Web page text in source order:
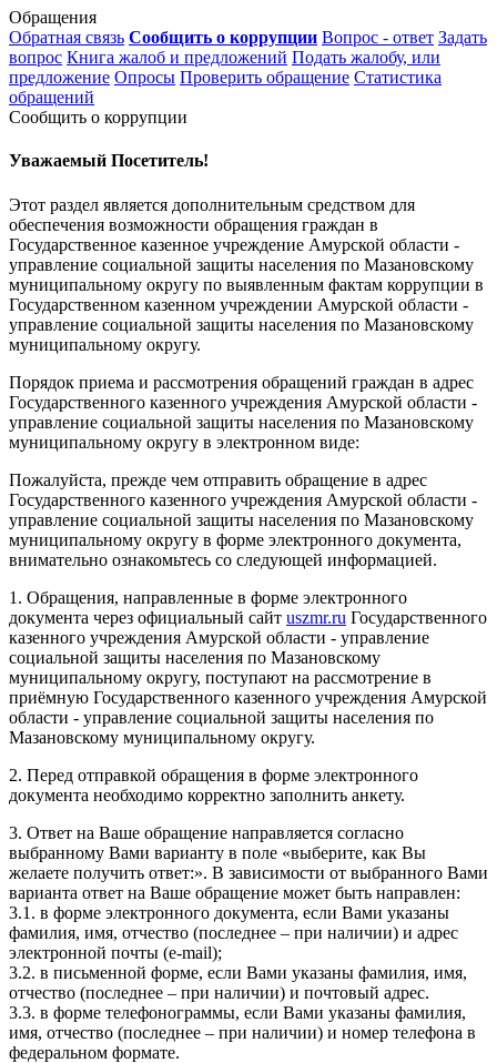
Обращения
Обратная связь Сообщить о коррупции Вопрос - ответ Задать
вопрос Книга жалоб и предложений Подать жалобу, или
предложение Опросы Проверить обращение Статистика
обращений
Сообщить о коррупции
Уважаемый Посетитель!
Этот раздел является дополнительным средством для
обеспечения возможности обращения граждан в
Государственное казенное учреждение Амурской области -
управление социальной защиты населения по Мазановскому
муниципальному округу по выявленным фактам коррупции в
Государственном казенном учреждении Амурской области -
управление социальной защиты населения по Мазановскому
муниципальному округу.
Порядок приема и рассмотрения обращений граждан в адрес
Государственного казенного учреждения Амурской области -
управление социальной защиты населения по Мазановскому
муниципальному округу в электронном виде:
Пожалуйста, прежде чем отправить обращение в адрес
Государственного казенного учреждения Амурской области -
управление социальной защиты населения по Мазановскому
муниципальному округу в форме электронного документа,
внимательно ознакомьтесь со следующей информацией.
1. Обращения, направленные в форме электронного
документа через официальный сайт uszmr.ru Государственного
казенного учреждения Амурской области - управление
социальной защиты населения по Мазановскому
муниципальному округу, поступают на рассмотрение в
приёмную Государственного казенного учреждения Амурской
области - управление социальной защиты населения по
Мазановскому муниципальному округу.
2. Перед отправкой обращения в форме электронного
документа необходимо корректно заполнить анкету.
3. Ответ на Ваше обращение направляется согласно
выбранному Вами варианту в поле «выберите, как Вы
желаете получить ответ:». В зависимости от выбранного Вами
варианта ответ на Ваше обращение может быть направлен:
3.1. в форме электронного документа, если Вами указаны
фамилия, имя, отчество (последнее – при наличии) и адрес
электронной почты (e-mail);
3.2. в письменной форме, если Вами указаны фамилия, имя,
отчество (последнее – при наличии) и почтовый адрес.
3.3. в форме телефонограммы, если Вами указаны фамилия,
имя, отчество (последнее – при наличии) и номер телефона в
федеральном формате.